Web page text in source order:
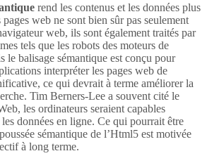
rend les contenus et les données plus
web ne sont bien sûr pas seulement
web, ils sont également traités par
tels que les robots des moteurs de
le balisage sémantique est conçu pour
interpréter les pages web de
ce qui devrait à terme améliorer la
Tim Berners-Lee a souvent cité le
les ordinateurs seraient capables
les données en ligne. Ce qui pourrait être
sémantique de l’Html5 est motivée
à long terme.